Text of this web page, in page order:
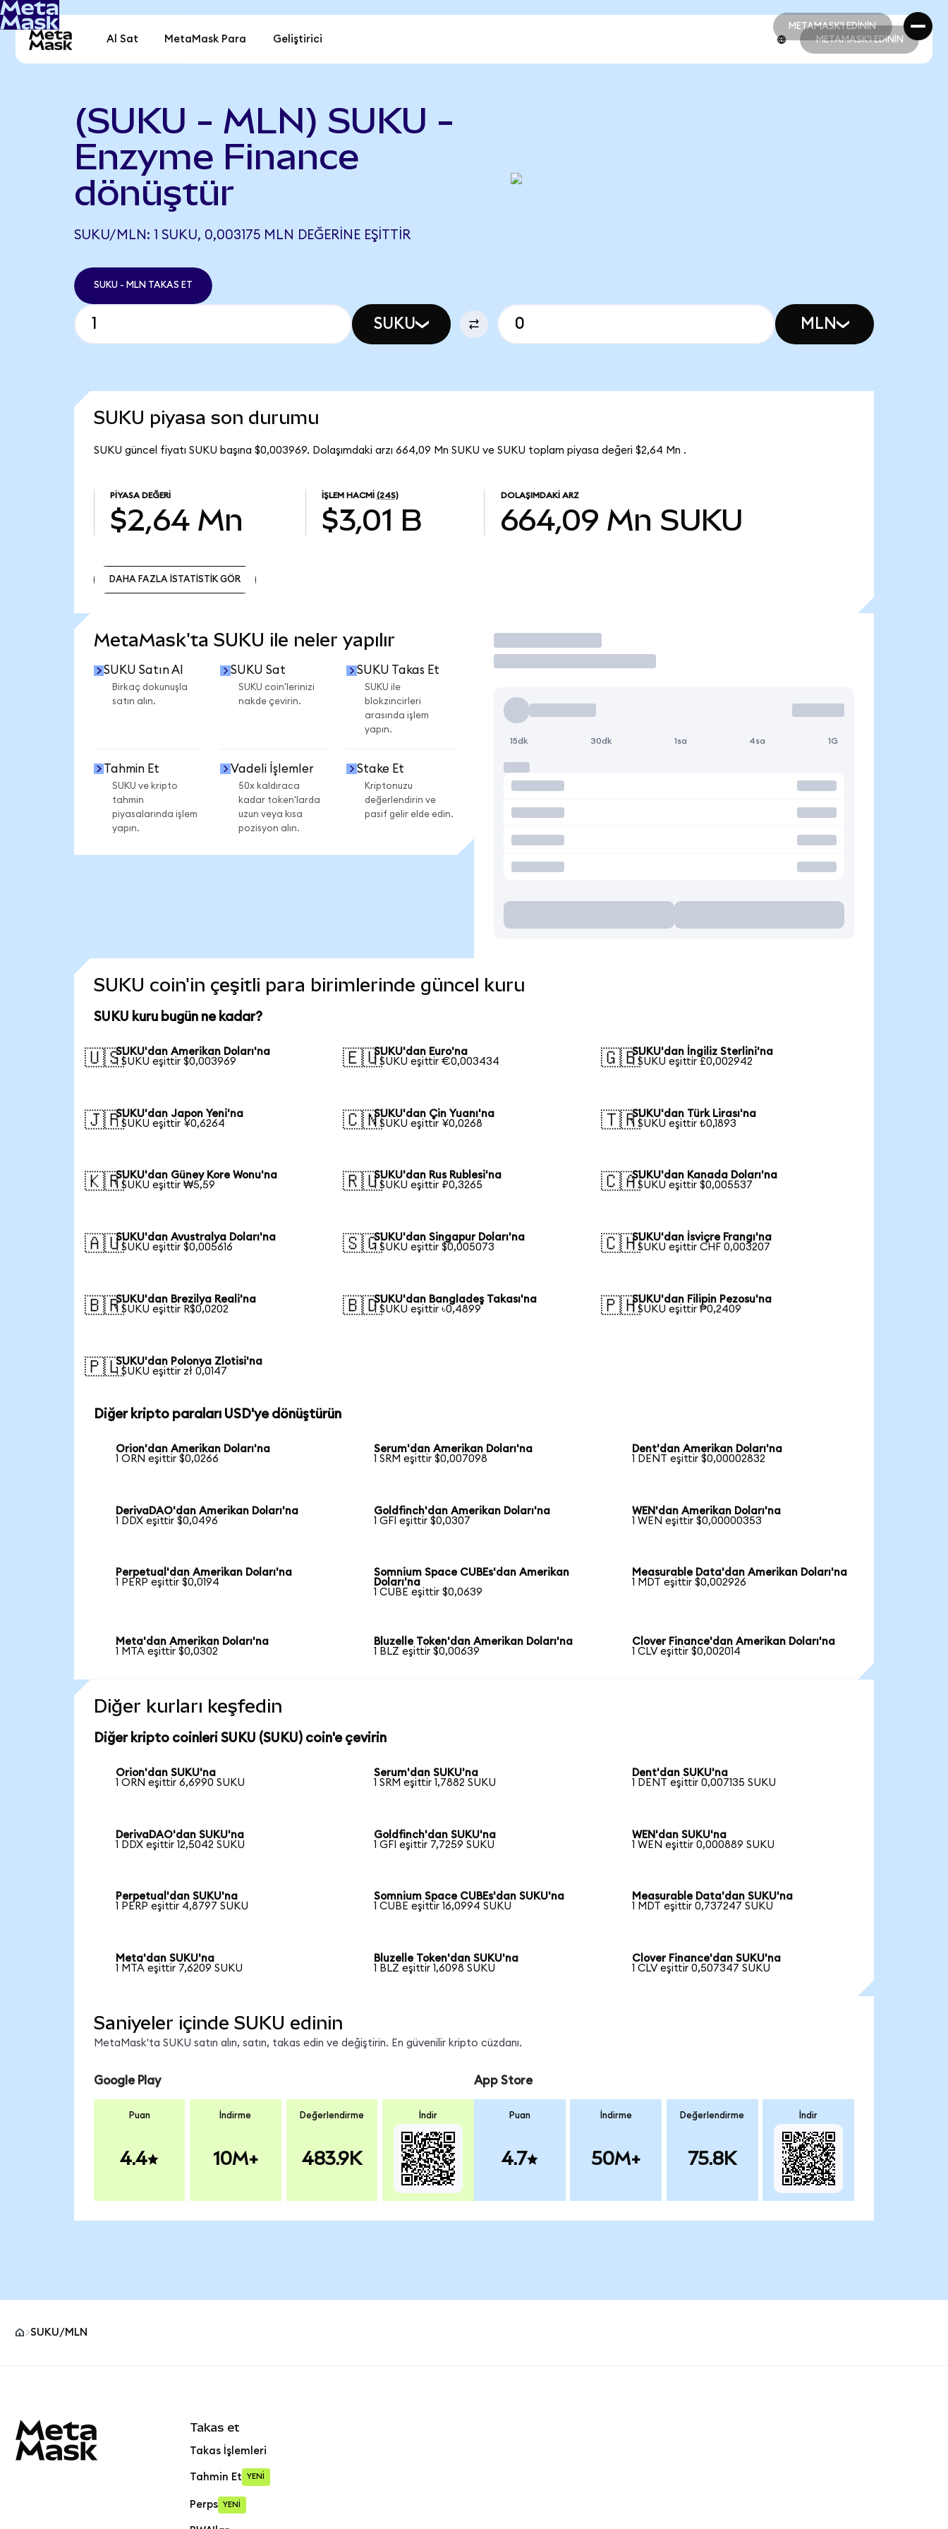
METAMASK'I EDİNİN
METAMASK'I EDİNİN
Al Sat MetaMask Para Geliştirici METAMASK'I EDİNİN
(SUKU - MLN) SUKU -
Enzyme Finance
dönüştür
SUKU/MLN: 1 SUKU, 0,003175 MLN DEĞERINE EŞITTIR
SUKU - MLN TAKAS ET
SUKU MLN
SUKU piyasa son durumu
SUKU güncel fiyatı SUKU başına $0,003969. Dolaşımdaki arzı 664,09 Mn SUKU ve SUKU toplam piyasa değeri $2,64 Mn .
PIYASA DEĞERI
$2,64 Mn
İŞLEM HACMI (24S)
$3,01 B
DOLAŞIMDAKI ARZ
664,09 Mn SUKU
DAHA FAZLA İSTATİSTİK GÖR
MetaMask'ta SUKU ile neler yapılır
SUKU Satın Al
Birkaç dokunuşla
satın alın.
SUKU Sat
SUKU coin'lerinizi
nakde çevirin.
SUKU Takas Et
SUKU ile
blokzincirleri
arasında işlem
yapın.
Tahmin Et
SUKU ve kripto
tahmin
piyasalarında işlem
yapın.
Vadeli İşlemler
50x kaldıraca
kadar token'larda
uzun veya kısa
pozisyon alın.
Stake Et
Kriptonuzu
değerlendirin ve
pasif gelir elde edin.
İşlem Yap
15dk 30dk 1sa 4sa 1G
SUKU coin'in çeşitli para birimlerinde güncel kuru
SUKU kuru bugün ne kadar?
🇺🇸SUKU'dan Amerikan Doları'na
1 SUKU eşittir $0,003969
🇪🇺SUKU'dan Euro'na
1 SUKU eşittir €0,003434
🇬🇧SUKU'dan İngiliz Sterlini'na
1 SUKU eşittir £0,002942
🇯🇵SUKU'dan Japon Yeni'na
1 SUKU eşittir ¥0,6264
🇨🇳SUKU'dan Çin Yuanı'na
1 SUKU eşittir ¥0,0268
🇹🇷SUKU'dan Türk Lirası'na
1 SUKU eşittir ₺0,1893
🇰🇷SUKU'dan Güney Kore Wonu'na
1 SUKU eşittir ₩5,59
🇷🇺SUKU'dan Rus Rublesi'na
1 SUKU eşittir ₽0,3265
🇨🇦SUKU'dan Kanada Doları'na
1 SUKU eşittir $0,005537
🇦🇺SUKU'dan Avustralya Doları'na
1 SUKU eşittir $0,005616
🇸🇬SUKU'dan Singapur Doları'na
1 SUKU eşittir $0,005073
🇨🇭SUKU'dan İsviçre Frangı'na
1 SUKU eşittir CHF 0,003207
🇧🇷SUKU'dan Brezilya Reali'na
1 SUKU eşittir R$0,0202
🇧🇩SUKU'dan Bangladeş Takası'na
1 SUKU eşittir ৳0,4899
🇵🇭SUKU'dan Filipin Pezosu'na
1 SUKU eşittir ₱0,2409
🇵🇱SUKU'dan Polonya Zlotisi'na
1 SUKU eşittir zł 0,0147
Diğer kripto paraları USD'ye dönüştürün
Orion'dan Amerikan Doları'na
1 ORN eşittir $0,0266
Serum'dan Amerikan Doları'na
1 SRM eşittir $0,007098
Dent'dan Amerikan Doları'na
1 DENT eşittir $0,00002832
DerivaDAO'dan Amerikan Doları'na
1 DDX eşittir $0,0496
Goldfinch'dan Amerikan Doları'na
1 GFI eşittir $0,0307
WEN'dan Amerikan Doları'na
1 WEN eşittir $0,00000353
Perpetual'dan Amerikan Doları'na
1 PERP eşittir $0,0194
Somnium Space CUBEs'dan Amerikan
Doları'na
1 CUBE eşittir $0,0639
Measurable Data'dan Amerikan Doları'na
1 MDT eşittir $0,002926
Meta'dan Amerikan Doları'na
1 MTA eşittir $0,0302
Bluzelle Token'dan Amerikan Doları'na
1 BLZ eşittir $0,00639
Clover Finance'dan Amerikan Doları'na
1 CLV eşittir $0,002014
Diğer kurları keşfedin
Diğer kripto coinleri SUKU (SUKU) coin'e çevirin
Orion'dan SUKU'na
1 ORN eşittir 6,6990 SUKU
Serum'dan SUKU'na
1 SRM eşittir 1,7882 SUKU
Dent'dan SUKU'na
1 DENT eşittir 0,007135 SUKU
DerivaDAO'dan SUKU'na
1 DDX eşittir 12,5042 SUKU
Goldfinch'dan SUKU'na
1 GFI eşittir 7,7259 SUKU
WEN'dan SUKU'na
1 WEN eşittir 0,000889 SUKU
Perpetual'dan SUKU'na
1 PERP eşittir 4,8797 SUKU
Somnium Space CUBEs'dan SUKU'na
1 CUBE eşittir 16,0994 SUKU
Measurable Data'dan SUKU'na
1 MDT eşittir 0,737247 SUKU
Meta'dan SUKU'na
1 MTA eşittir 7,6209 SUKU
Bluzelle Token'dan SUKU'na
1 BLZ eşittir 1,6098 SUKU
Clover Finance'dan SUKU'na
1 CLV eşittir 0,507347 SUKU
Saniyeler içinde SUKU edinin
MetaMask'ta SUKU satın alın, satın, takas edin ve değiştirin. En güvenilir kripto cüzdanı.
Google Play
Puan
4.4
İndirme
10M+
Değerlendirme
483.9K
İndir
App Store
Puan
4.7
İndirme
50M+
Değerlendirme
75.8K
İndir
SUKU/MLN
Takas et
Takas İşlemleri
Tahmin Et YENİ
Perps YENİ